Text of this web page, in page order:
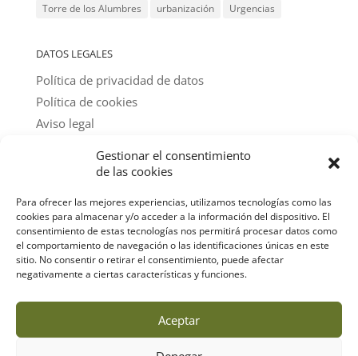
Gestionar el consentimiento
de las cookies
Para ofrecer las mejores experiencias, utilizamos tecnologías como las
cookies para almacenar y/o acceder a la información del dispositivo. El
consentimiento de estas tecnologías nos permitirá procesar datos como
el comportamiento de navegación o las identificaciones únicas en este
sitio. No consentir o retirar el consentimiento, puede afectar
negativamente a ciertas características y funciones.
Aceptar
Torre de los Alumbres
urbanización Urgencias
DATOS LEGALES
Política de privacidad de datos
Política de cookies
Aviso legal
@ textos y fotos: amigos del parque